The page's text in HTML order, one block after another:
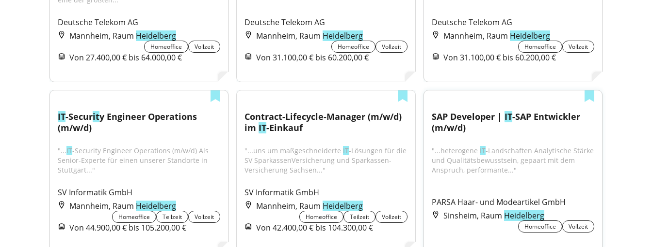
Deutsche Telekom AG
Mannheim, Raum Heidelberg
Homeoffice Vollzeit
Von 27.400,00 € bis 64.000,00 €
Deutsche Telekom AG
Mannheim, Raum Heidelberg
Homeoffice Vollzeit
Von 31.100,00 € bis 60.200,00 €
Deutsche Telekom AG
Mannheim, Raum Heidelberg
Homeoffice Vollzeit
Von 31.100,00 € bis 60.200,00 €
IT-Security Engineer Operations
(m/w/d)
"...IT-Security Engineer Operations (m/w/d) Als
Senior-Experte für einen unserer Standorte in
Stuttgart..."
SV Informatik GmbH
Mannheim, Raum Heidelberg
Homeoffice Teilzeit Vollzeit
Von 44.900,00 € bis 105.200,00 €
Contract-Lifecycle-Manager (m/w/d)
im IT-Einkauf
"...uns um maßgeschneiderte IT-Lösungen für die
SV SparkassenVersicherung und Sparkassen-
Versicherung Sachsen..."
SV Informatik GmbH
Mannheim, Raum Heidelberg
Homeoffice Teilzeit Vollzeit
Von 42.400,00 € bis 104.300,00 €
SAP Developer | IT-SAP Entwickler
(m/w/d)
"...heterogene IT-Landschaften Analytische Stärke
und Qualitätsbewusstsein, gepaart mit dem
Anspruch, performante..."
PARSA Haar- und Modeartikel GmbH
Sinsheim, Raum Heidelberg
Homeoffice Vollzeit